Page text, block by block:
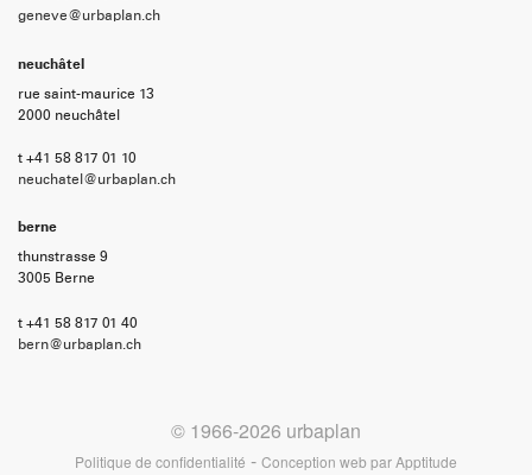
geneve@urbaplan.ch
neuchâtel
rue saint-maurice 13
2000 neuchâtel
t +41 58 817 01 10
neuchatel@urbaplan.ch
berne
thunstrasse 9
3005 Berne
t +41 58 817 01 40
bern@urbaplan.ch
© 1966-2026 urbaplan
Politique de confidentialité - Conception web parApptitude